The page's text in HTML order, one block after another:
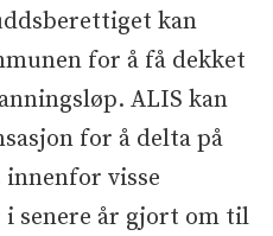
kan
for å få dekket
ALIS kan
for å delta på
visse
senere år gjort om til